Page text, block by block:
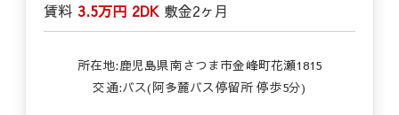
賃料 3.5万円 2DK 敷金2ヶ月
所在地:鹿児島県南さつま市金峰町花瀬1815
交通:バス(阿多麓バス停留所 停歩5分)